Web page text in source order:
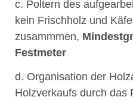
c. Poltern des
kein Frischholz und
zusammmen,
Festmeter
d. Organisation der
Holzverkaufs durch das